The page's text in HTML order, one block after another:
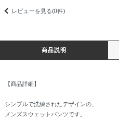
レビューを見る(0件)
商品説明
【商品詳細】
シンプルで洗練されたデザインの、
メンズスウェットパンツです。